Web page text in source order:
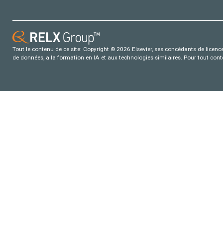
Tout le contenu de ce site: Copyright © 2026 Elsevier, ses concédants de
de données, a la formation en IA et aux technologies similaires. Pour tout